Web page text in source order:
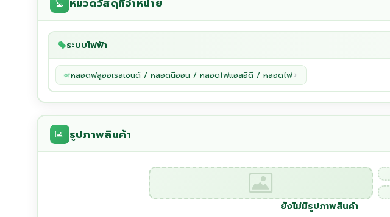
ระบบไฟฟ้า
หลอดฟลูออเรสเซนต์ / หลอดนีออน / หลอดไฟแอลอีดี / หลอดไฟ
รูปภาพสินค้า
ยังไม่มีรูปภาพสินค้า